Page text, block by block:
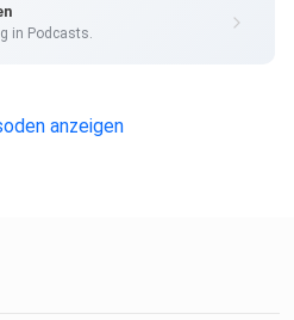
in Podcasts.
anzeigen